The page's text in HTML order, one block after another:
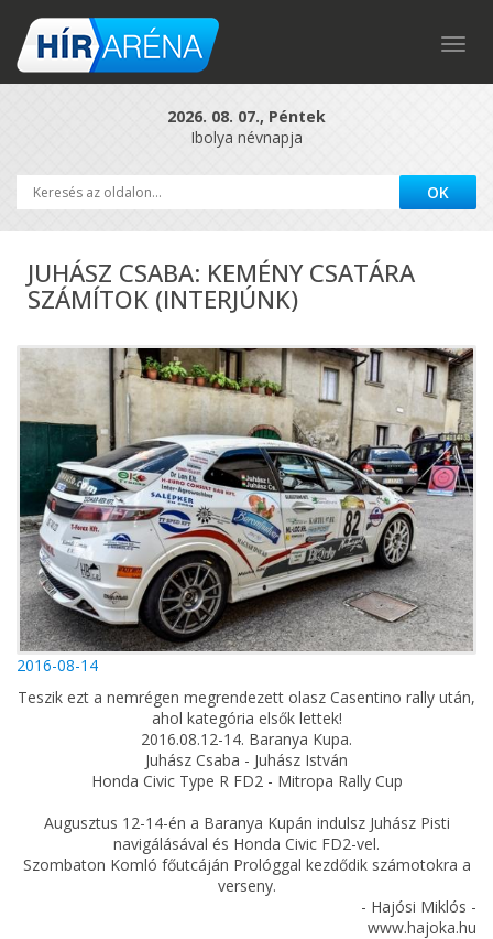
2026. 08. 07., Péntek
Ibolya névnapja
JUHÁSZ CSABA: KEMÉNY CSATÁRA
SZÁMÍTOK (INTERJÚNK)
2016-08-14
Teszik ezt a nemrégen megrendezett olasz Casentino rally után,
ahol kategória elsők lettek!
2016.08.12-14. Baranya Kupa.
Juhász Csaba - Juhász István
Honda Civic Type R FD2 - Mitropa Rally Cup
Augusztus 12-14-én a Baranya Kupán indulsz Juhász Pisti
navigálásával és Honda Civic FD2-vel.
Szombaton Komló főutcáján Prológgal kezdődik számotokra a
verseny.
- Hajósi Miklós -
www.hajoka.hu